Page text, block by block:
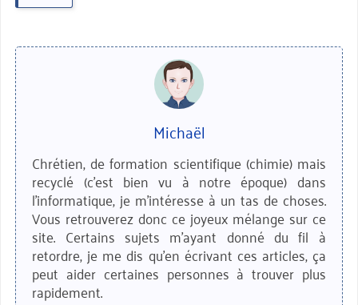
Michaël
Chrétien, de formation scientifique (chimie) mais
recyclé (c'est bien vu à notre époque) dans
l'informatique, je m'intéresse à un tas de choses.
Vous retrouverez donc ce joyeux mélange sur ce
site. Certains sujets m'ayant donné du fil à
retordre, je me dis qu'en écrivant ces articles, ça
peut aider certaines personnes à trouver plus
rapidement.